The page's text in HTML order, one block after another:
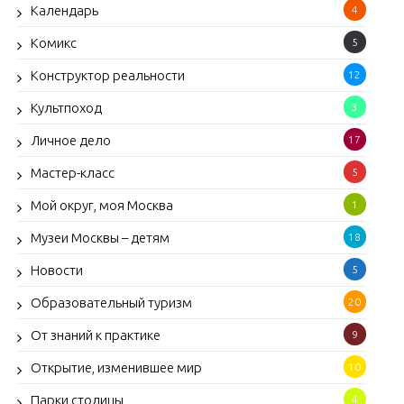
Календарь 4
Комикс 5
Конструктор реальности 12
Культпоход 3
Личное дело 17
Мастер-класс 5
Мой округ, моя Москва 1
Музеи Москвы – детям 18
Новости 5
Образовательный туризм 20
От знаний к практике 9
Открытие, изменившее мир 10
Парки столицы 4